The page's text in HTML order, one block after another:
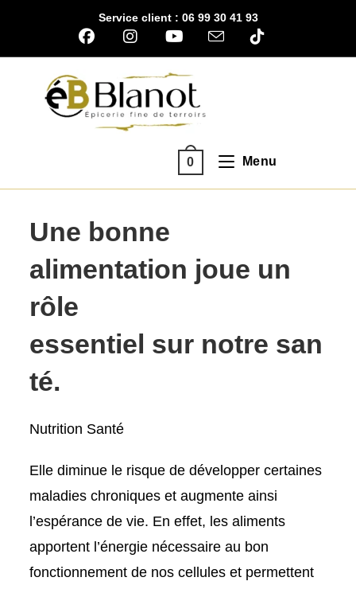
Service client : 06 99 30 41 93
0 Menu
Une bonne
alimentation joue un
rôle
essentiel sur notre san
té.
Nutrition Santé
Elle diminue le risque de développer certaines
maladies chroniques et augmente ainsi
l’espérance de vie. En effet, les aliments
apportent l’énergie nécessaire au bon
fonctionnement de nos cellules et permettent